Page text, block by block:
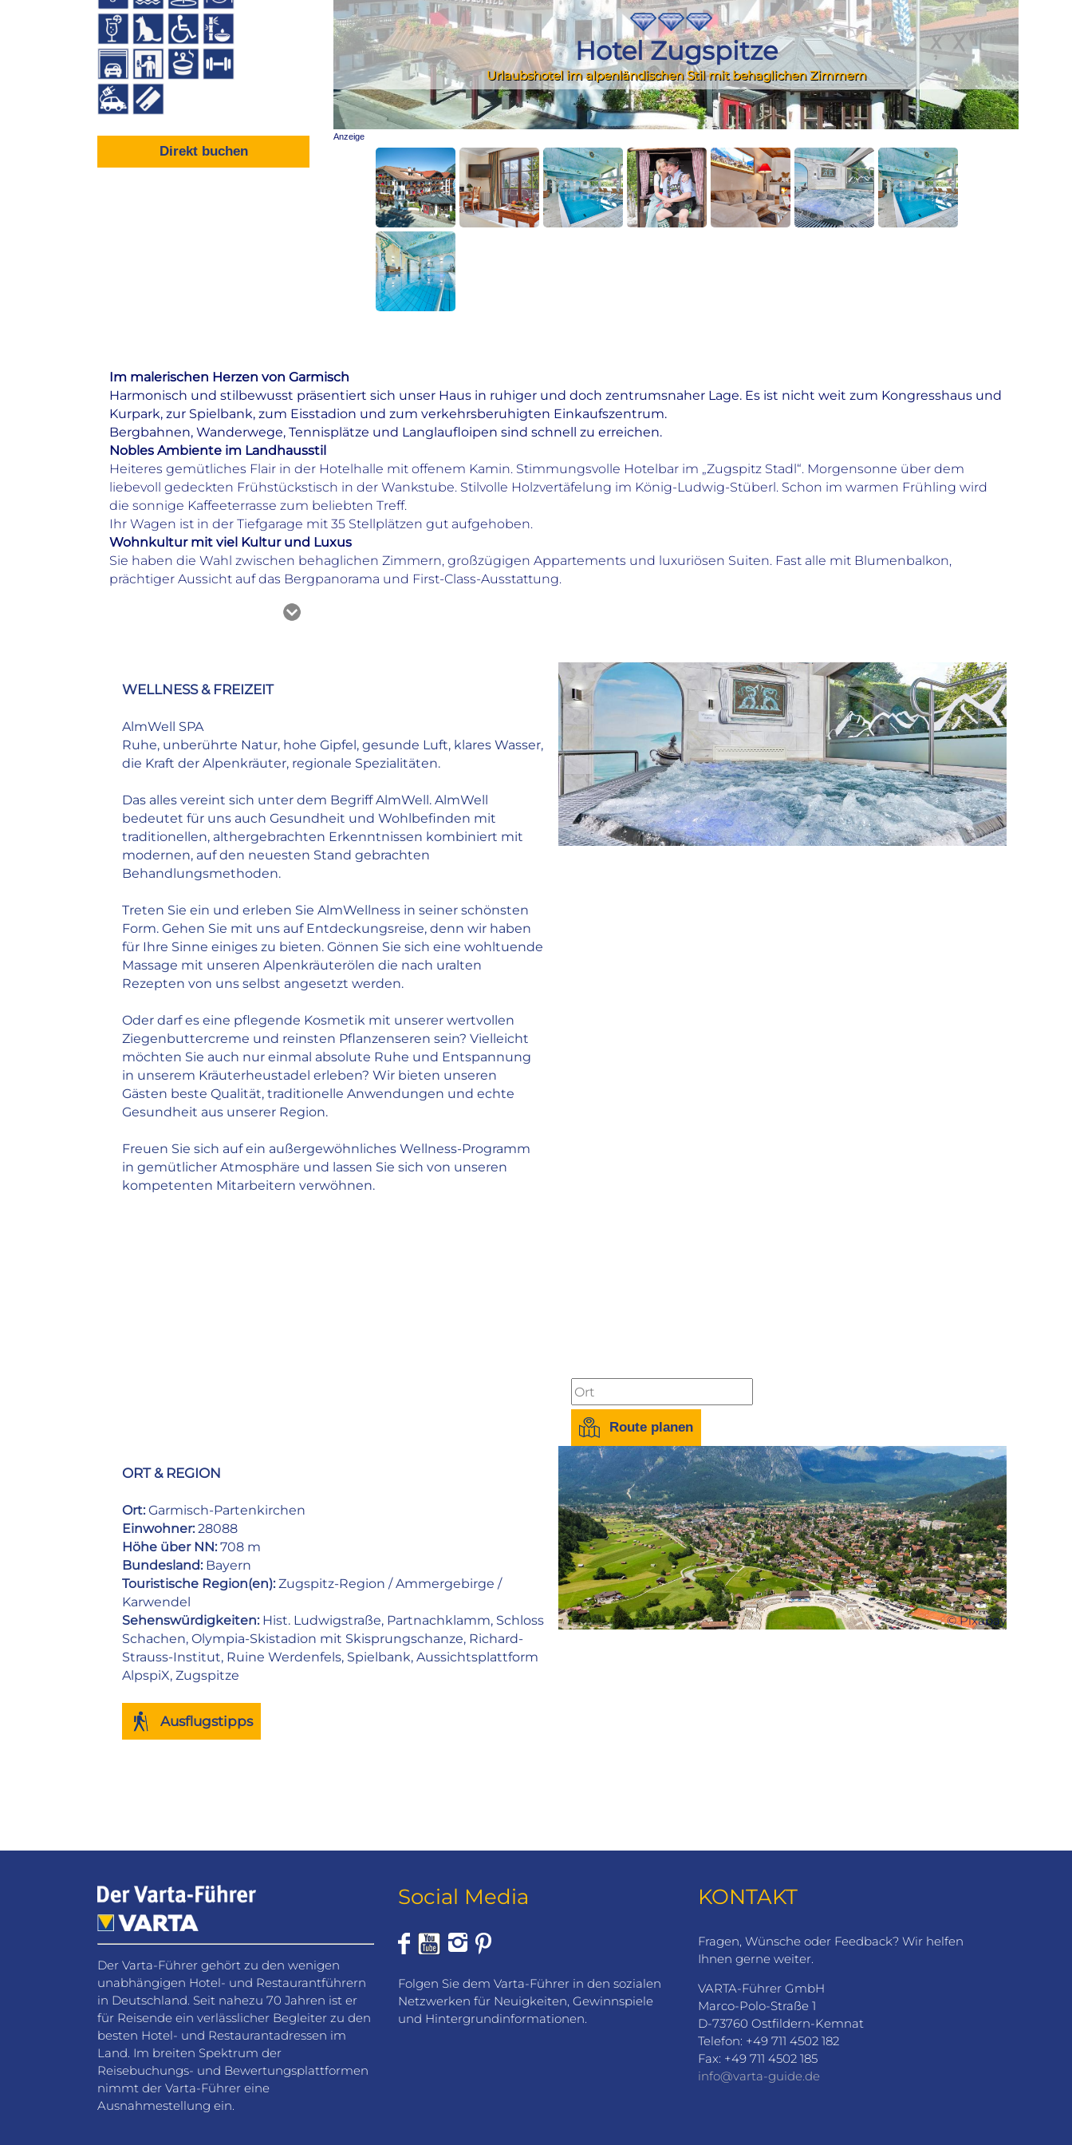
Direkt buchen
Hotel Zugspitze
Urlaubshotel im alpenländischen Stil mit behaglichen Zimmern
Anzeige
Im malerischen Herzen von Garmisch
Harmonisch und stilbewusst präsentiert sich unser Haus in ruhiger und doch zentrumsnaher Lage. Es ist nicht weit zum Kongresshaus und
Kurpark, zur Spielbank, zum Eisstadion und zum verkehrsberuhigten Einkaufszentrum.
Bergbahnen, Wanderwege, Tennisplätze und Langlaufloipen sind schnell zu erreichen.
Nobles Ambiente im Landhausstil
Heiteres gemütliches Flair in der Hotelhalle mit offenem Kamin. Stimmungsvolle Hotelbar im „Zugspitz Stadl“. Morgensonne über dem
liebevoll gedeckten Frühstückstisch in der Wankstube. Stilvolle Holzvertäfelung im König-Ludwig-Stüberl. Schon im warmen Frühling wird
die sonnige Kaffeeterrasse zum beliebten Treff.
Ihr Wagen ist in der Tiefgarage mit 35 Stellplätzen gut aufgehoben.
Wohnkultur mit viel Kultur und Luxus
Sie haben die Wahl zwischen behaglichen Zimmern, großzügigen Appartements und luxuriösen Suiten. Fast alle mit Blumenbalkon,
prächtiger Aussicht auf das Bergpanorama und First-Class-Ausstattung.
Ruhige Zimmer
Aussicht
Garagen-/Parkhausplätze
Lift
WLAN in den öffentlichen Bereichen
kostenlos
Business-Center
Barrierefreier Zugang zum Hotel
Barrierefreier Zugang zum Zimmer
Schuhputzautomat
Zimmer & Preise
Einzelzimmer: ab 108 EUR
Doppelzimmer: ab 193 EUR
EC
VISA
MASTERCARD
AMEX
DINERS
JCB
Preisinformation
Zimmerpreis inkl. Frühstück
Gesamtanzahl Zimmer: 48
davon Nichtraucherzimmer: 48
Zimmerausstattung
Badezimmer mit Dusche
WC
Fenster zum Öffnen
WLAN im Zimmer
Fernseher
Hosenbügler
Safe
Kosmetikartikel
Küchenzeile
Schreibtisch
Gastronomie
Hotelbar
Restaurant für Passanten
Anzahl Familienzimmer: 3
Kind kostenlos im Zimmer der Eltern bis 6
Jahre
Kinderbetreuung auf Anfrage
Babybetten
Wellness
Beauty-/Anwendungskabinen
Fitnessbereich
Innenpool
Sauna
WELLNESS & FREIZEIT
AlmWell SPA
Ruhe, unberührte Natur, hohe Gipfel, gesunde Luft, klares Wasser,
die Kraft der Alpenkräuter, regionale Spezialitäten.
Das alles vereint sich unter dem Begriff AlmWell. AlmWell
bedeutet für uns auch Gesundheit und Wohlbefinden mit
traditionellen, althergebrachten Erkenntnissen kombiniert mit
modernen, auf den neuesten Stand gebrachten
Behandlungsmethoden.
Treten Sie ein und erleben Sie AlmWellness in seiner schönsten
Form. Gehen Sie mit uns auf Entdeckungsreise, denn wir haben
für Ihre Sinne einiges zu bieten. Gönnen Sie sich eine wohltuende
Massage mit unseren Alpenkräuterölen die nach uralten
Rezepten von uns selbst angesetzt werden.
Oder darf es eine pflegende Kosmetik mit unserer wertvollen
Ziegenbuttercreme und reinsten Pflanzenseren sein? Vielleicht
möchten Sie auch nur einmal absolute Ruhe und Entspannung
in unserem Kräuterheustadel erleben? Wir bieten unseren
Gästen beste Qualität, traditionelle Anwendungen und echte
Gesundheit aus unserer Region.
Freuen Sie sich auf ein außergewöhnliches Wellness-Programm
in gemütlicher Atmosphäre und lassen Sie sich von unseren
kompetenten Mitarbeitern verwöhnen.
Route planen
ORT & REGION
Ort:Garmisch-Partenkirchen
Einwohner:28088
Höhe über NN:708 m
Bundesland:Bayern
Touristische Region(en):Zugspitz-Region / Ammergebirge /
Karwendel
Sehenswürdigkeiten:Hist. Ludwigstraße, Partnachklamm, Schloss
Schachen, Olympia-Skistadion mit Skisprungschanze, Richard-
Strauss-Institut, Ruine Werdenfels, Spielbank, Aussichtsplattform
AlpspiX, Zugspitze
Ausflugstipps
© Pixabay
Der Varta-Führer gehört zu den wenigen
unabhängigen Hotel- und Restaurantführern
in Deutschland. Seit nahezu 70 Jahren ist er
für Reisende ein verlässlicher Begleiter zu den
besten Hotel- und Restaurantadressen im
Land. Im breiten Spektrum der
Reisebuchungs- und Bewertungsplattformen
nimmt der Varta-Führer eine
Ausnahmestellung ein.
Social Media
Folgen Sie dem Varta-Führer in den sozialen
Netzwerken für Neuigkeiten, Gewinnspiele
und Hintergrundinformationen.
KONTAKT
Fragen, Wünsche oder Feedback? Wir helfen
Ihnen gerne weiter.
VARTA-Führer GmbH
Marco-Polo-Straße 1
D-73760 Ostfildern-Kemnat
Telefon: +49 711 4502 182
Fax: +49 711 4502 185
info@varta-guide.de